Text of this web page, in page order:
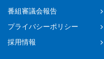
番組審議会報告
プライバシーポリシー
採用情報